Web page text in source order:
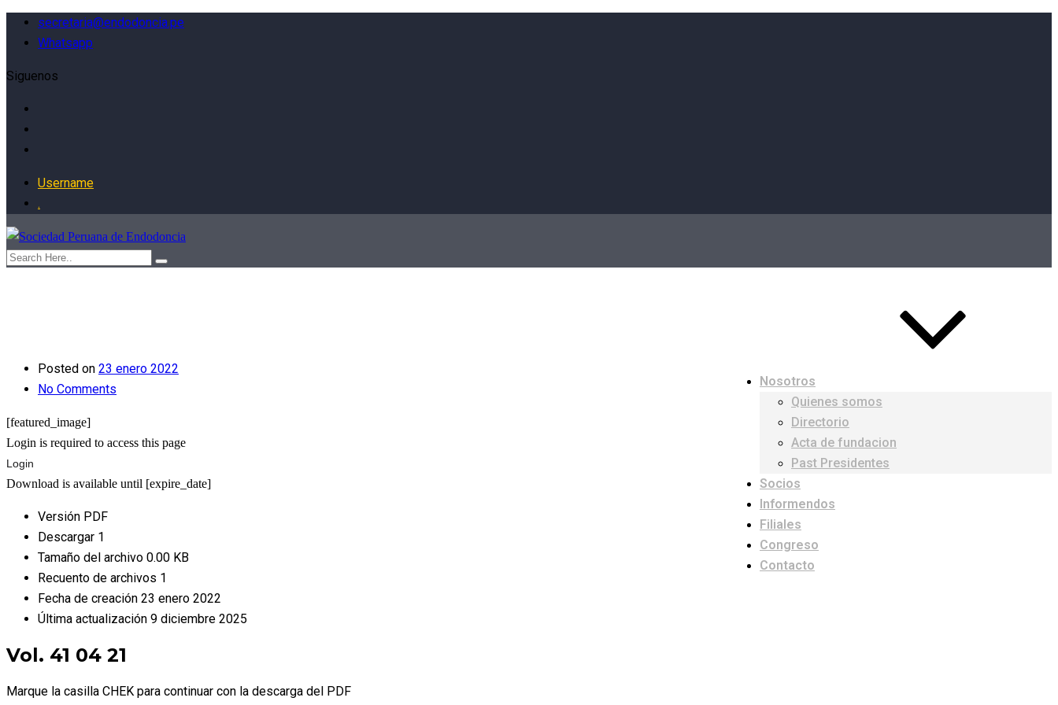
secretaria@endodoncia.pe
Whatsapp
Siguenos
Username
.
Nosotros
Quienes somos
Directorio
Acta de fundacion
Past Presidentes
Socios
Informendos
Filiales
Congreso
Contacto
Posted on 23 enero 2022
No Comments
[featured_image]
Login is required to access this page
Login
Download is available until [expire_date]
Versión PDF
Descargar 1
Tamaño del archivo 0.00 KB
Recuento de archivos 1
Fecha de creación 23 enero 2022
Última actualización 9 diciembre 2025
Vol. 41 04 21
Marque la casilla CHEK para continuar con la descarga del PDF